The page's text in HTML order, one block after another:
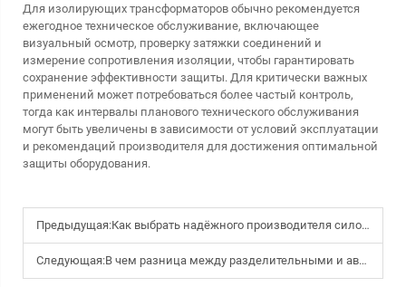
Для изолирующих трансформаторов обычно рекомендуется
ежегодное техническое обслуживание, включающее
визуальный осмотр, проверку затяжки соединений и
измерение сопротивления изоляции, чтобы гарантировать
сохранение эффективности защиты. Для критически важных
применений может потребоваться более частый контроль,
тогда как интервалы планового технического обслуживания
могут быть увеличены в зависимости от условий эксплуатации
и рекомендаций производителя для достижения оптимальной
защиты оборудования.
Предыдущая:Как выбрать надёжного производителя силовых трансформаторов для вашего проекта?
Следующая:В чем разница между разделительными и автотрансформаторами?